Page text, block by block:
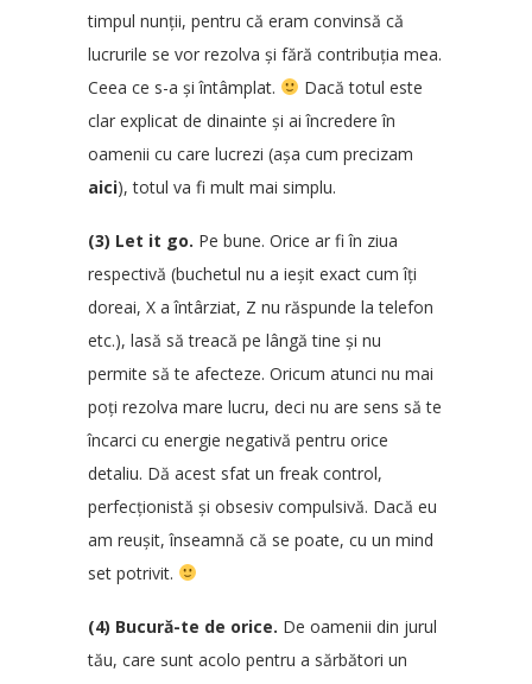
timpul nunții, pentru că eram convinsă că
lucrurile se vor rezolva și fără contribuția mea.
Ceea ce s-a și întâmplat.
Dacă totul este
clar explicat de dinainte și ai încredere în
oamenii cu care lucrezi (așa cum precizam
aici), totul va fi mult mai simplu.
(3) Let it go. Pe bune. Orice ar fi în ziua
respectivă (buchetul nu a ieșit exact cum îți
doreai, X a întârziat, Z nu răspunde la telefon
etc.), lasă să treacă pe lângă tine și nu
permite să te afecteze. Oricum atunci nu mai
poți rezolva mare lucru, deci nu are sens să te
încarci cu energie negativă pentru orice
detaliu. Dă acest sfat un freak control,
perfecționistă și obsesiv compulsivă. Dacă eu
am reușit, înseamnă că se poate, cu un mind
set potrivit.
(4) Bucură-te de orice. De oamenii din jurul
tău, care sunt acolo pentru a sărbători un